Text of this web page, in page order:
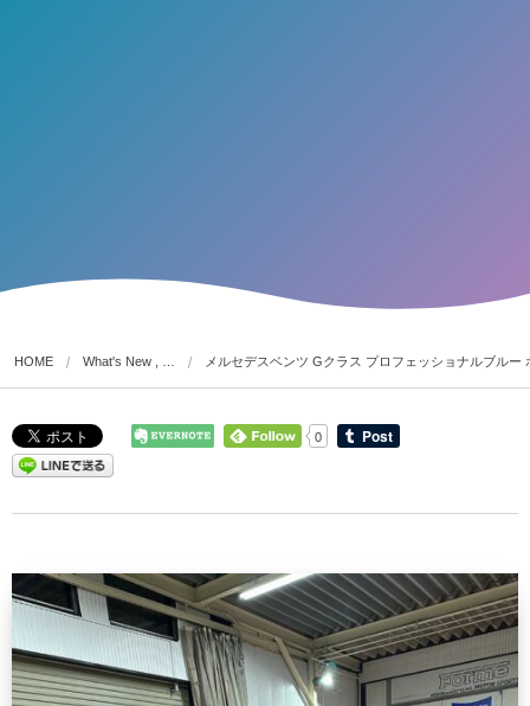
HOME What's New , … メルセデスベンツ Gクラス プロフェッショナルブルー
0